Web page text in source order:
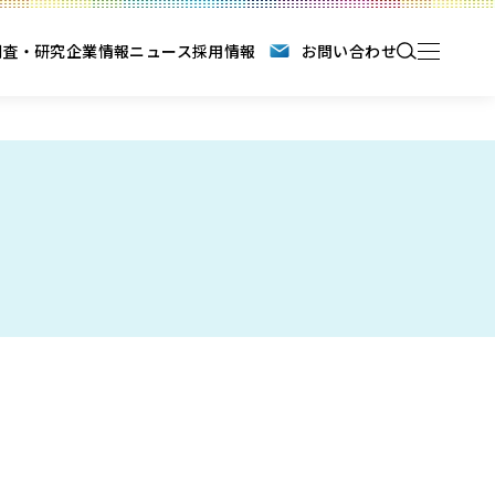
・研究企業情報ニュース採用情報 お問い合わせ